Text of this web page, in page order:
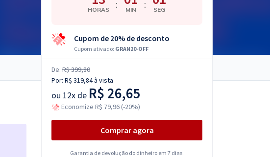
HORAS : MIN : SEG
Cupom de 20% de desconto
Cupom ativado: GRAN20-OFF
De: R$ 399,80
Por: R$ 319,84à vista
ou 12x de R$ 26,65
Economize R$ 79,96 (-20%)
Comprar agora
Garantia de devolução do dinheiro em 7 dias.